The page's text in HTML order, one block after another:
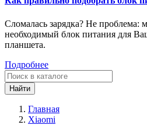
Сломалась зарядка? Не проблема:
необходимый блок питания для
планшета.
Подробнее
Найти
Главная
Xiaomi